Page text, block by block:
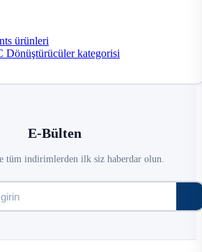
ürünleri
kategorisi
E-Bülten
tüm indirimlerden ilk siz haberdar olun.